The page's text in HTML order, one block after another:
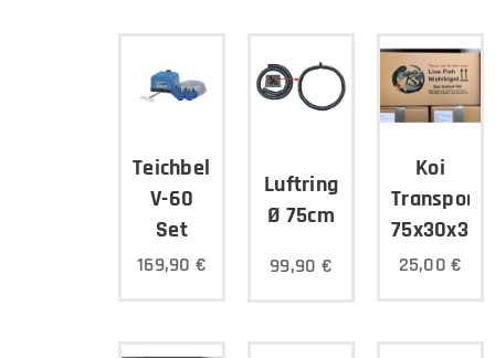
Teichbelüfter
V-60
Set
169,90 €
Luftring
Ø 75cm
99,90 €
Koi
25,00 €